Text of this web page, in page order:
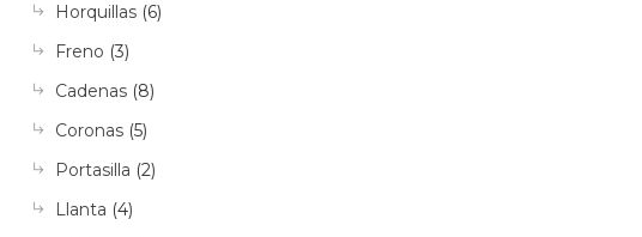
Horquillas (6)
Freno (3)
Cadenas (8)
Coronas (5)
Portasilla (2)
Llanta (4)